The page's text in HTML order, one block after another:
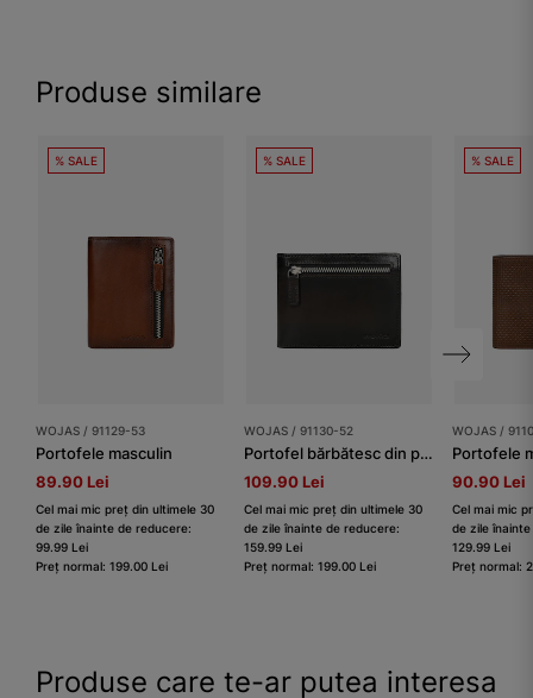
Produse similare
% SALE
WOJAS / 91129-53
Portofele masculin
89.90 Lei
Cel mai mic preț din ultimele 30
de zile înainte de reducere:
99.99 Lei
Preț normal: 199.00 Lei
% SALE
WOJAS / 91130-52
Portofel bărbătesc din piele naturală, maro închis
109.90 Lei
Cel mai mic preț din ultimele 30
de zile înainte de reducere:
159.99 Lei
Preț normal: 199.00 Lei
% SALE
WOJAS /
Portofele
90.90 Lei
Cel mai mic
de zile
129.99 Lei
Preț normal:
Produse care te-ar putea interesa